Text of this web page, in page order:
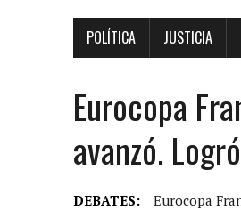
POLÍTICA JUSTICIA
Eurocopa
avanzó.
DEBATES: Eurocopa